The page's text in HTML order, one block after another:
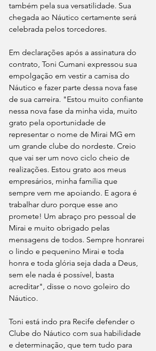
também pela sua versatilidade. Sua
chegada ao Náutico certamente será
celebrada pelos torcedores.
Em declarações após a assinatura do
contrato, Toni Cumani expressou sua
empolgação em vestir a camisa do
Náutico e fazer parte dessa nova fase
de sua carreira. "Estou muito confiante
nessa nova fase da minha vida, muito
grato pela oportunidade de
representar o nome de Mirai MG em
um grande clube do nordeste. Creio
que vai ser um novo ciclo cheio de
realizações. Estou grato aos meus
empresários, minha família que
sempre vem me apoiando. E agora é
trabalhar duro porque esse ano
promete! Um abraço pro pessoal de
Mirai e muito obrigado pelas
mensagens de todos. Sempre honrarei
o lindo e pequenino Mirai e toda
honra e toda glória seja dada a Deus,
sem ele nada é possível, basta
acreditar", disse o novo goleiro do
Náutico.
Toni está indo pra Recife defender o
Clube do Náutico com sua habilidade
e determinação, que tem tudo para